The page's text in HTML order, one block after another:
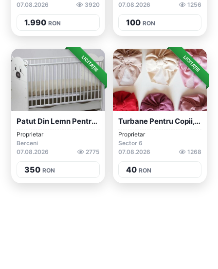
07.08.2026
3920
1.990 RON
07.08.2026
1256
100 RON
LICITAȚIE
Patut Din Lemn Pentru Copii Cu Saltea 12...
Proprietar
Berceni
07.08.2026
2775
350 RON
LICITAȚIE
Turbane Pentru Copii, Elegante Si Festiv...
Proprietar
Sector 6
07.08.2026
1268
40 RON